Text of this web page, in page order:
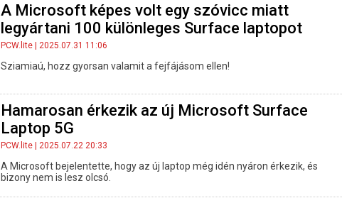
A Microsoft képes volt egy szóvicc miatt
legyártani 100 különleges Surface laptopot
PCW.lite | 2025.07.31 11:06
Sziamiaú, hozz gyorsan valamit a fejfájásom ellen!
Hamarosan érkezik az új Microsoft Surface
Laptop 5G
PCW.lite | 2025.07.22 20:33
A Microsoft bejelentette, hogy az új laptop még idén nyáron érkezik, és
bizony nem is lesz olcsó.